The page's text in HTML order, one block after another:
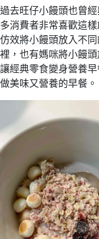
過去旺仔小饅頭也曾
多消費者非常喜歡這
仿效將小饅頭放入不
裡，也有媽咪將小饅
讓經典零食變身營養
做美味又營養的早餐。